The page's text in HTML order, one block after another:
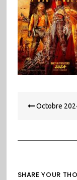
de Octobre
SHARE YOUR